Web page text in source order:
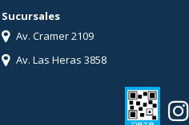
Sucursales
Av. Cramer 2109
Av. Las Heras 3858